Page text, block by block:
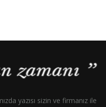
yazısı sizin ve firmanız ile